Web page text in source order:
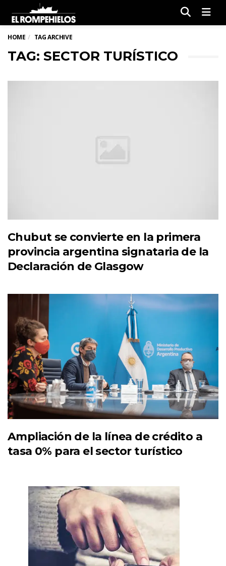
HOME TAG ARCHIVE
TAG: SECTOR TURÍSTICO
Chubut se convierte en la primera
provincia argentina signataria de la
Declaración de Glasgow
Ampliación de la línea de crédito a
tasa 0% para el sector turístico